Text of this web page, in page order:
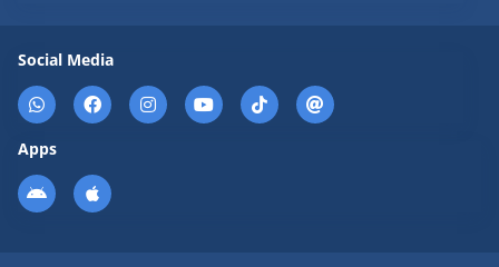
Social Media
Apps